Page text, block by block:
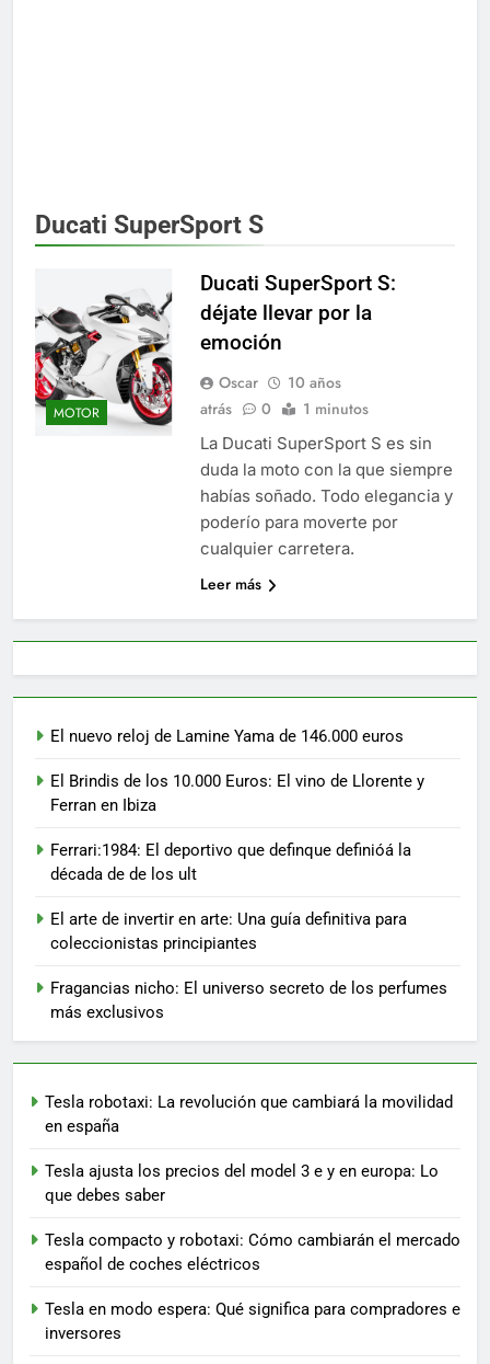
Ducati SuperSport S
MOTOR
Ducati SuperSport S:
déjate llevar por la
emoción
Oscar
10 años
atrás
0 1 minutos
La Ducati SuperSport S es sin
duda la moto con la que siempre
habías soñado. Todo elegancia y
poderío para moverte por
cualquier carretera.
Leer más
El nuevo reloj de Lamine Yama de 146.000 euros
El Brindis de los 10.000 Euros: El vino de Llorente y
Ferran en Ibiza
Ferrari:1984: El deportivo que definque definióá la
década de de los ult
El arte de invertir en arte: Una guía definitiva para
coleccionistas principiantes
Fragancias nicho: El universo secreto de los perfumes
más exclusivos
Tesla robotaxi: La revolución que cambiará la movilidad
en españa
Tesla ajusta los precios del model 3 e y en europa: Lo
que debes saber
Tesla compacto y robotaxi: Cómo cambiarán el mercado
español de coches eléctricos
Tesla en modo espera: Qué significa para compradores e
inversores